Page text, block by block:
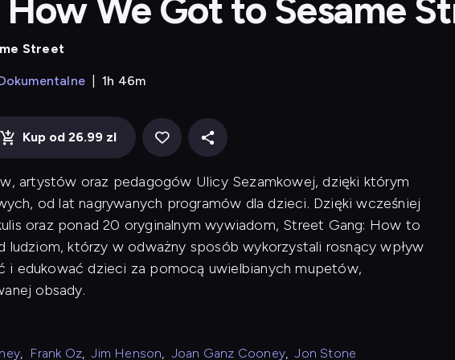
We Got to Sesame
Street
1h 46m
Kup od 26.99 zl
artystów oraz pedagogów Ulicy Sezamkowej, dzięki którym
od lat nagrywanych programów dla dzieci. Dzięki wcześniej
oraz ponad 20 oryginalnym wywiadom, Street Gang: How to
ludziom, którzy w odważny sposób wykorzystali rosnący wpływ
i edukować dzieci za pomocą uwielbianych mupetów,
obsady.
, Frank Oz, Jim Henson, Joan Ganz Cooney, Jon Stone